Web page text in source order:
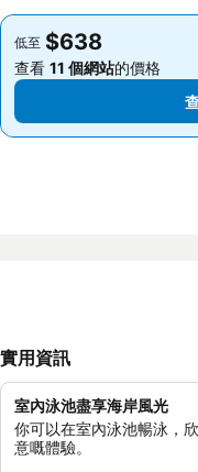
低至 $638
查看 11 個網站的價格
低至 $638
查看 11 個網站的價格
實用資訊
室內泳池盡享海岸風光
你可以在室內泳池暢泳，
意嘅體驗。